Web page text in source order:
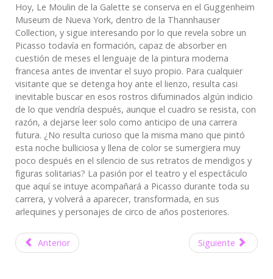
Hoy, Le Moulin de la Galette se conserva en el Guggenheim
Museum de Nueva York, dentro de la Thannhauser
Collection, y sigue interesando por lo que revela sobre un
Picasso todavía en formación, capaz de absorber en
cuestión de meses el lenguaje de la pintura moderna
francesa antes de inventar el suyo propio. Para cualquier
visitante que se detenga hoy ante el lienzo, resulta casi
inevitable buscar en esos rostros difuminados algún indicio
de lo que vendría después, aunque el cuadro se resista, con
razón, a dejarse leer solo como anticipo de una carrera
futura. ¿No resulta curioso que la misma mano que pintó
esta noche bulliciosa y llena de color se sumergiera muy
poco después en el silencio de sus retratos de mendigos y
figuras solitarias? La pasión por el teatro y el espectáculo
que aquí se intuye acompañará a Picasso durante toda su
carrera, y volverá a aparecer, transformada, en sus
arlequines y personajes de circo de años posteriores.
Anterior Siguiente